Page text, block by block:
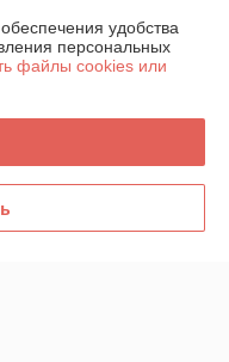
удобства
персональных
файлы cookies или